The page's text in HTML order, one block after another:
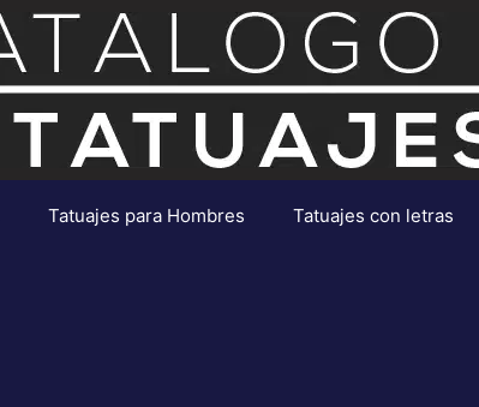
Tatuajes para Hombres Tatuajes con letras